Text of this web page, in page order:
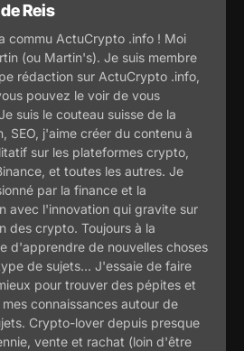
Reis
commu ActuCrypto .info ! Moi
(ou Martin's). Je suis membre
rédaction sur ActuCrypto .info,
pouvez le voir de vous
suis le couteau suisse de la
SEO, j'aime créer du contenu à
sur les plateformes crypto,
et toutes les autres. Je
par la finance et la
avec l'innovation qui gravite sur
des crypto. Toujours à la
d'apprendre de nouvelles choses
de sujets... J'essaie de faire
pour trouver des pépites et
connaissances autour de
Crypto-lover depuis presque
vente et rachat (loin d'être